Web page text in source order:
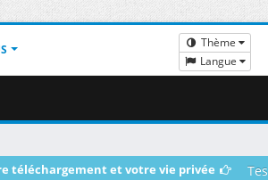
Thème
Langue
téléchargement et votre vie privée